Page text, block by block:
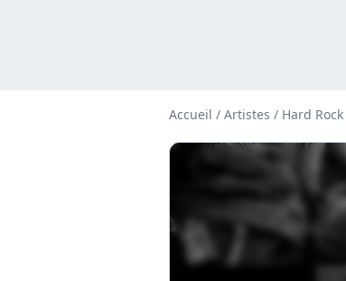
Accueil / Artistes / Hard Rock